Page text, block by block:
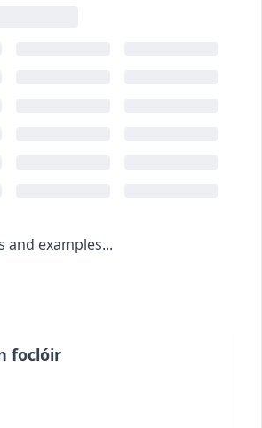
and examples...
foclóir